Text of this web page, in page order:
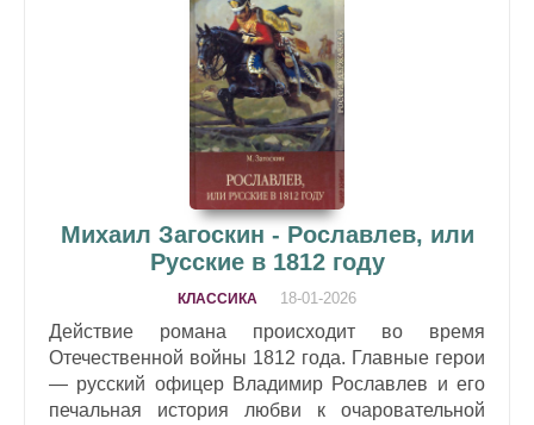
Михаил Загоскин - Рославлев, или
Русские в 1812 году
КЛАССИКА 18-01-2026
Действие романа происходит во время
Отечественной войны 1812 года. Главные герои
— русский офицер Владимир Рославлев и его
печальная история любви к очаровательной